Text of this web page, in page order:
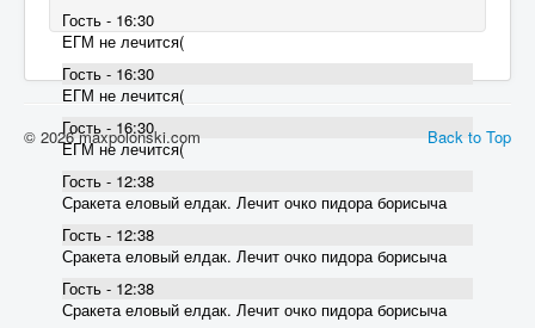
Гость - 16:30
ЕГМ не лечится(
Гость - 16:30
ЕГМ не лечится(
Гость - 16:30
ЕГМ не лечится(
Гость - 12:38
Сракета еловый елдак. Лечит очко пидора борисыча
Гость - 12:38
Сракета еловый елдак. Лечит очко пидора борисыча
Гость - 12:38
Сракета еловый елдак. Лечит очко пидора борисыча
Back to Top
© 2026 maxpolonski.com